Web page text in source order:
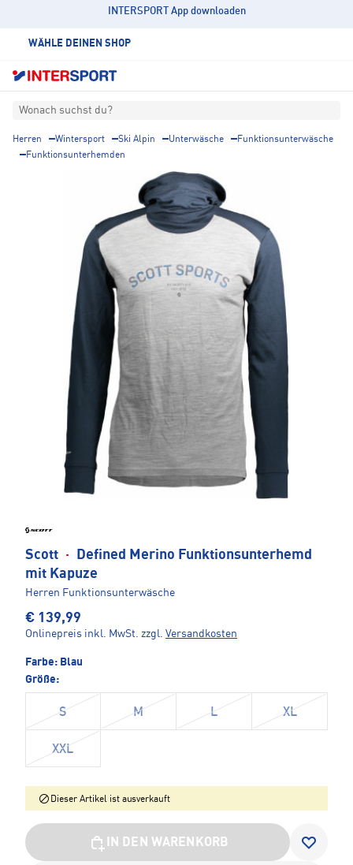
INTERSPORT App downloaden
WÄHLE DEINEN SHOP
Wonach suchst du?
Herren Wintersport Ski Alpin Unterwäsche
Funktionsunterwäsche
Funktionsunterhemden
Scott ·
Defined Merino Funktionsunterhemd
mit Kapuze
Herren Funktionsunterwäsche
€ 139,99
Onlinepreis inkl. MwSt. zzgl. Versandkosten
Farbe: Blau
Größe:
S M L XL
XXL
Dieser Artikel ist ausverkauft
IN DEN WARENKORB